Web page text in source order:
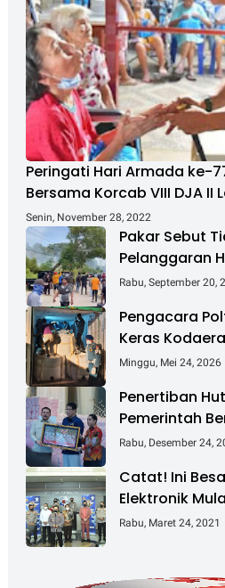
Peringati Hari Armada ke-
Bersama Korcab VIII DJA II
Sosial
Senin, November 28, 2022
Pakar Sebut
Pelanggaran
Penanganan
Rabu, September 20,
Pengacara
Keras
Minggu, Mei 24, 2026
Penertiban
Pemerintah
Rp 6 T dan
Rabu, Desember 24,
Catat! Ini
Elektronik
Rabu, Maret 24, 2021